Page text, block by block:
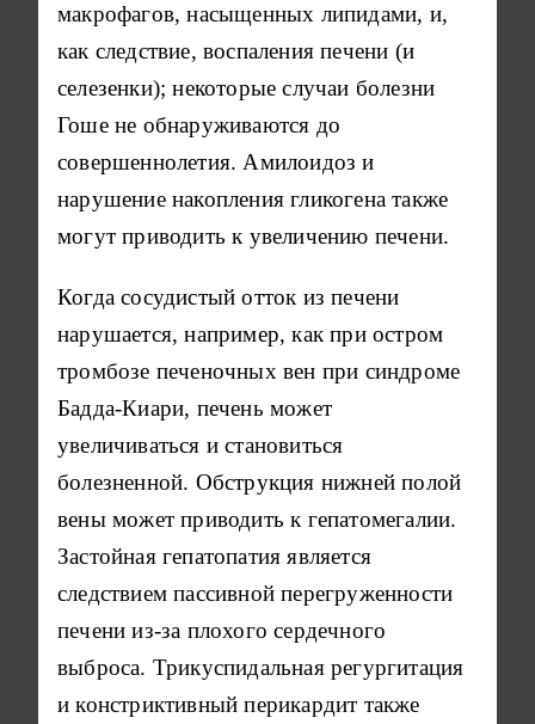
макрофагов, насыщенных липидами, и,
как следствие, воспаления печени (и
селезенки); некоторые случаи болезни
Гоше не обнаруживаются до
совершеннолетия. Амилоидоз и
нарушение накопления гликогена также
могут приводить к увеличению печени.
Когда сосудистый отток из печени
нарушается, например, как при остром
тромбозе печеночных вен при синдроме
Бадда-Киари, печень может
увеличиваться и становиться
болезненной. Обструкция нижней полой
вены может приводить к гепатомегалии.
Застойная гепатопатия является
следствием пассивной перегруженности
печени из-за плохого сердечного
выброса. Трикуспидальная регургитация
и констриктивный перикардит также